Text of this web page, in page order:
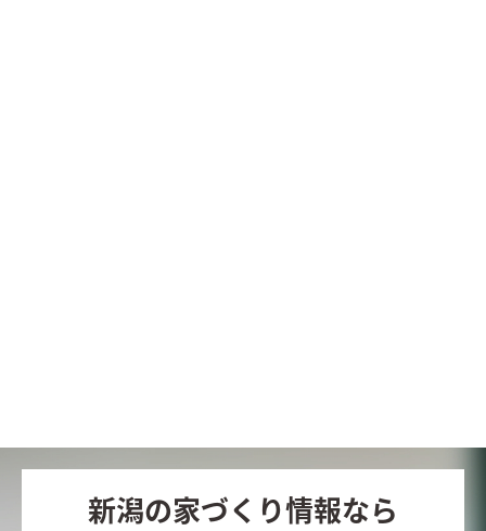
新潟の家づくり情報なら